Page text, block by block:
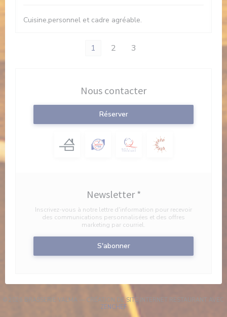
Cuisine,personnel et cadre agréable.
1 2 3
Nous contacter
Réserver
Newsletter*
Inscrivez-vous à notre lettre d'information pour recevoir
des communications personnalisées et des offres
marketing par courriel.
S'abonner
© 2026 BRASSERIE VALMA — CRÉATION DE SITE INTERNET RESTAURANT AVEC
ZENCHEF((OUVRE UNE NOUVELLE FENÊTRE))